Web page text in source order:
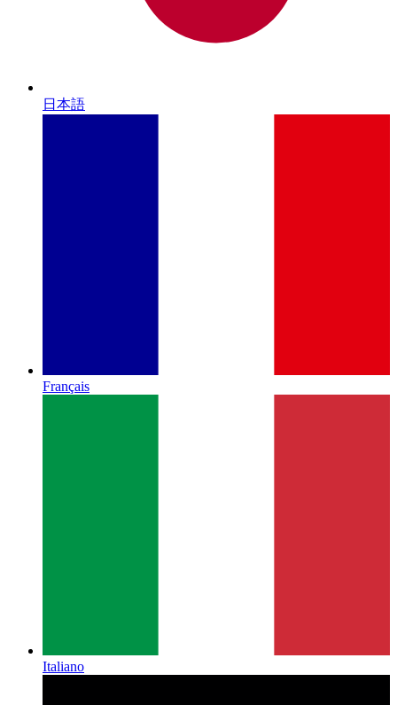
日本語
Français
Italiano